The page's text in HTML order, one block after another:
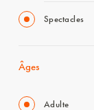
Spectacles
Âges
Adulte